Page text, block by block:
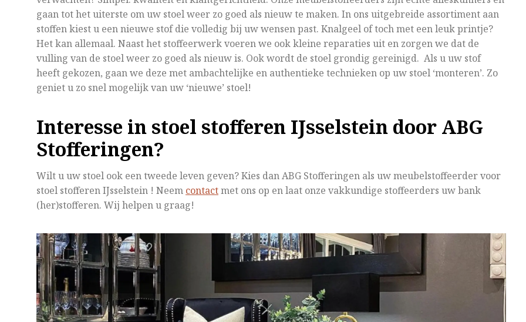
gaan tot het uiterste om uw stoel weer zo goed als nieuw te maken. In ons uitgebreide assortiment aan
stoffen kiest u een nieuwe stof die volledig bij uw wensen past. Knalgeel of toch met een leuk printje?
Het kan allemaal. Naast het stoffeerwerk voeren we ook kleine reparaties uit en zorgen we dat de
vulling van de stoel weer zo goed als nieuw is. Ook wordt de stoel grondig gereinigd. Als u uw stof
heeft gekozen, gaan we deze met ambachtelijke en authentieke technieken op uw stoel ‘monteren’. Zo
geniet u zo snel mogelijk van uw ‘nieuwe’ stoel!
Interesse in stoel stofferen IJsselstein door ABG
Stofferingen?
Wilt u uw stoel ook een tweede leven geven? Kies dan ABG Stofferingen als uw meubelstoffeerder voor
stoel stofferen IJsselstein ! Neem contactmet ons op en laat onze vakkundige stoffeerders uw bank
(her)stofferen. Wij helpen u graag!